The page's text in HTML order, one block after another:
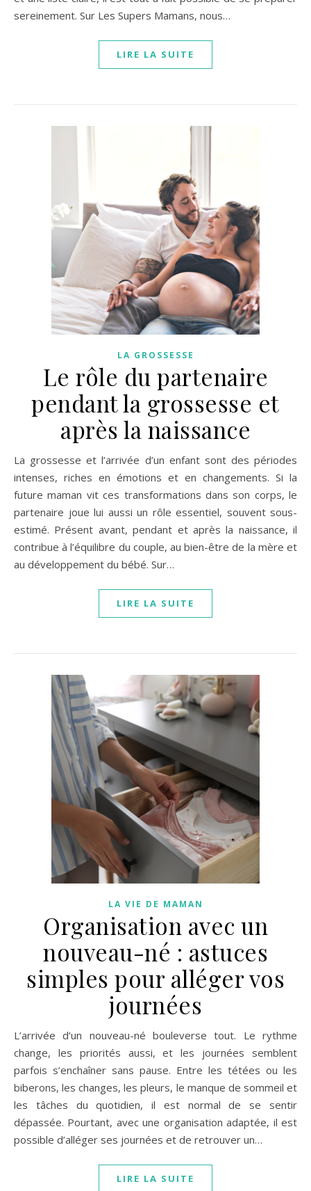
sereinement. Sur Les Supers Mamans, nous…
LIRE LA SUITE
LA GROSSESSE
Le rôle du partenaire
pendant la grossesse et
après la naissance
La grossesse et l’arrivée d’un enfant sont des périodes
intenses, riches en émotions et en changements. Si la
future maman vit ces transformations dans son corps, le
partenaire joue lui aussi un rôle essentiel, souvent sous-
estimé. Présent avant, pendant et après la naissance, il
contribue à l’équilibre du couple, au bien-être de la mère et
au développement du bébé. Sur…
LIRE LA SUITE
LA VIE DE MAMAN
Organisation avec un
nouveau-né : astuces
simples pour alléger vos
journées
L’arrivée d’un nouveau-né bouleverse tout. Le rythme
change, les priorités aussi, et les journées semblent
parfois s’enchaîner sans pause. Entre les tétées ou les
biberons, les changes, les pleurs, le manque de sommeil et
les tâches du quotidien, il est normal de se sentir
dépassée. Pourtant, avec une organisation adaptée, il est
possible d’alléger ses journées et de retrouver un…
LIRE LA SUITE